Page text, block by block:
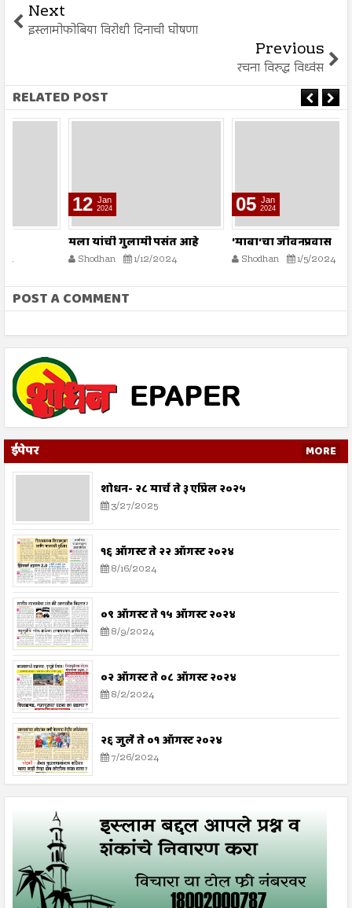
Next
इस्लामोफोबिया विरोधी दिनाची घोषणा
Previous
रचना विरुद्ध विध्वंस
RELATED POST
मला यांची गुलामी पसंत आहे
1/12/2024
'माबा'चा जीवनप्रवास
1/5/2024
POST A COMMENT
ईपेपर MORE
शोधन- २८ मार्च ते ३ एप्रिल २०२५
3/27/2025
१६ ऑगस्ट ते २२ ऑगस्ट २०२४
8/16/2024
०९ ऑगस्ट ते १५ ऑगस्ट २०२४
8/9/2024
०२ ऑगस्ट ते ०८ ऑगस्ट २०२४
8/2/2024
२६ जुलै ते ०१ ऑगस्ट २०२४
7/26/2024